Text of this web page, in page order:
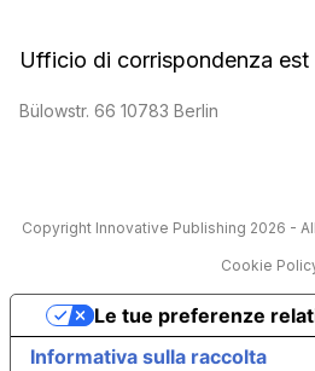
Ufficio di corrispondenza est
Bülowstr. 66 10783 Berlin
Copyright Innovative Publishing 2026 -
Cookie
Informativa sulla raccolta
Le tue preferenze